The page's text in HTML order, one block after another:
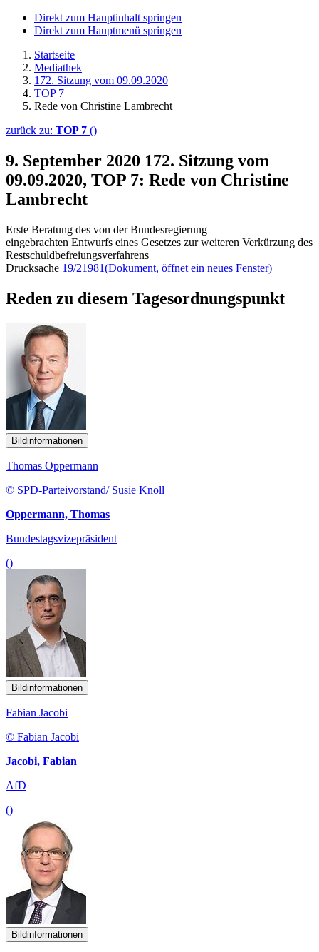
Direkt zum Hauptinhalt springen
Direkt zum Hauptmenü springen
Startseite
Mediathek
172. Sitzung vom 09.09.2020
TOP 7
Rede von Christine Lambrecht
zurück zu: TOP 7 ()
9. September 2020 172. Sitzung vom
09.09.2020, TOP 7: Rede von Christine
Lambrecht
Erste Beratung des von der Bundesregierung
eingebrachten Entwurfs eines Gesetzes zur weiteren Verkürzung des
Restschuldbefreiungsverfahrens
Drucksache 19/21981(Dokument, öffnet ein neues Fenster)
Reden zu diesem Tagesordnungspunkt
Bildinformationen
Thomas Oppermann
© SPD-Parteivorstand/ Susie Knoll
Oppermann, Thomas
Bundestagsvizepräsident
()
Bildinformationen
Fabian Jacobi
© Fabian Jacobi
Jacobi, Fabian
AfD
()
Bildinformationen